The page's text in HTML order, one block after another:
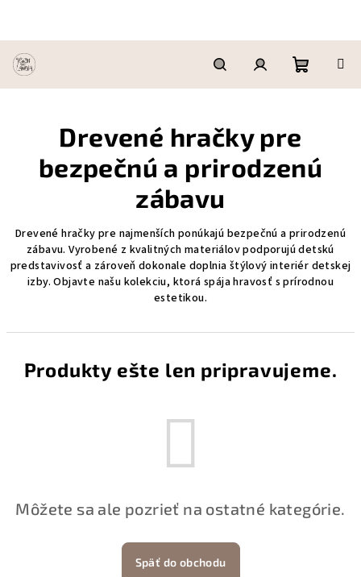
obsah
HľadaťPrihlásenie
košík
Drevené hračky pre
bezpečnú a prirodzenú
zábavu
Drevené hračky pre najmenších ponúkajú bezpečnú a prirodzenú
zábavu. Vyrobené z kvalitných materiálov podporujú detskú
predstavivosť a zároveň dokonale doplnia štýlový interiér detskej
izby. Objavte našu kolekciu, ktorá spája hravosť s prírodnou
estetikou.
Produkty ešte len pripravujeme.
Môžete sa ale pozrieť na ostatné kategórie.
Späť do obchodu